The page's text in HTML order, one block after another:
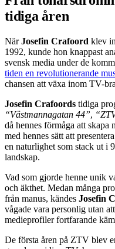
tidiga åren
NärJosefin Crafoord klev
1992, kunde hon knappast
svensk media under de
tiden en revolutionerande
chansen att växa inom TV-
Josefin Crafoords tidiga
“Västmannagatan 44”,
då hennes förmåga att
med hennes sätt att
en naturlighet som stack ut i
landskap.
Vad som gjorde henne unik
och äkthet. Medan många
från manus, kändes Josefin
vågade vara personlig utan
medieprofiler fortfarande
De första åren på ZTV blev